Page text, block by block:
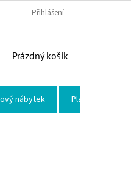
Přihlášení
NÁKUPNÍ KOŠÍK
Prázdný košík
nábytek Plastové